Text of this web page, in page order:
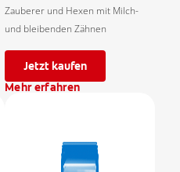
Zauberer und Hexen mit Milch-
und bleibenden Zähnen
Jetzt kaufen
Mehr erfahren